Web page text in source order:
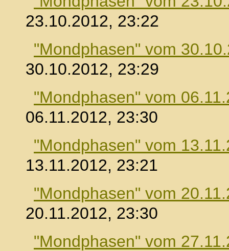
23.10.2012, 23:22
"Mondphasen" vom
30.10.2012, 23:29
"Mondphasen" vom
06.11.2012, 23:30
"Mondphasen" vom
13.11.2012, 23:21
"Mondphasen" vom
20.11.2012, 23:30
"Mondphasen" vom